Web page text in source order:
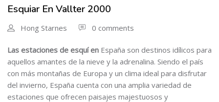
Esquiar En Vallter 2000
Hong Starnes 0 comments
Las estaciones de esquí en España son destinos idílicos para
aquellos amantes de la nieve y la adrenalina. Siendo el país
con más montañas de Europa y un clima ideal para disfrutar
del invierno, España cuenta con una amplia variedad de
estaciones que ofrecen paisajes majestuosos y